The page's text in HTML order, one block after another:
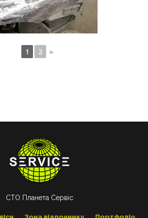
1 2 ►
СТО Планета Сервіс